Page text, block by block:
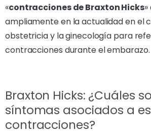
«contracciones de Braxton Hicks»
ampliamente en la actualidad en el
obstetricia y la ginecología para
contracciones durante el embarazo.
Braxton Hicks: ¿Cuáles
síntomas asociados a
contracciones?